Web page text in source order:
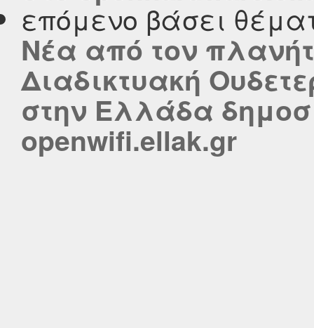
επόμενο βάσει
Νέα από τον
Διαδικτυακή
στην Ελλάδα
openwifi.ellak.gr